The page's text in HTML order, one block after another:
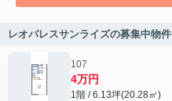
レオパレスサンライズの募集中物件
107
4万円
1階 / 6.13坪(20.28㎡)